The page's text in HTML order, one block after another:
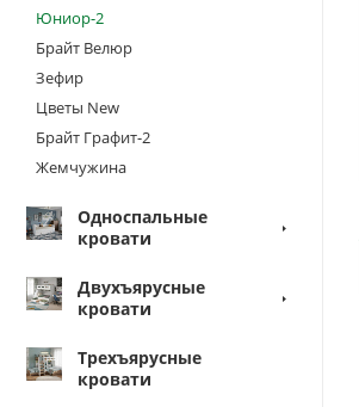
Юниор-2
Брайт Велюр
Зефир
Цветы New
Брайт Графит-2
Жемчужина
Односпальные
кровати
Двухъярусные
кровати
Трехъярусные
кровати